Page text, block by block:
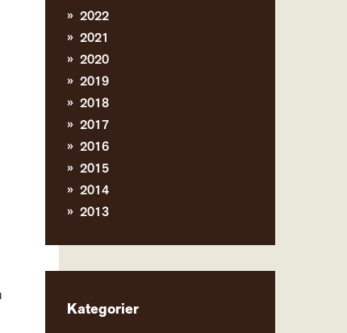
2022
2021
2020
2019
2018
2017
2016
2015
2014
2013
Kategorier